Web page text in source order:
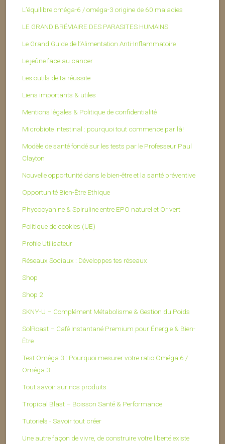
L’équilibre oméga-6 / oméga-3 origine de 60 maladies
LE GRAND BRÉVIAIRE DES PARASITES HUMAINS
Le Grand Guide de l’Alimentation Anti-Inflammatoire
Le jeûne face au cancer
Les outils de ta réussite
Liens importants & utiles
Mentions légales & Politique de confidentialité
Microbiote intestinal : pourquoi tout commence par là!
Modèle de santé fondé sur les tests par le Professeur Paul
Clayton
Nouvelle opportunité dans le bien-être et la santé préventive
Opportunité Bien-Être Ethique
Phycocyanine & Spiruline entre EPO naturel et Or vert
Politique de cookies (UE)
Profile Utilisateur
Réseaux Sociaux : Développes tes réseaux
Shop
Shop 2
SKNY-U – Complément Métabolisme & Gestion du Poids
SolRoast – Café Instantané Premium pour Énergie & Bien-
Être
Test Oméga 3 : Pourquoi mesurer votre ratio Oméga 6 /
Oméga 3
Tout savoir sur nos produits
Tropical Blast – Boisson Santé & Performance
Tutoriels - Savoir tout créer
Une autre façon de vivre, de construire votre liberté existe